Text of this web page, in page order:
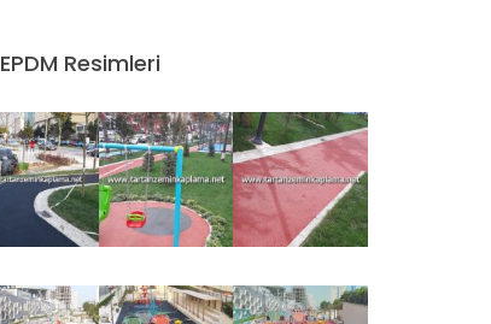
EPDM Resimleri